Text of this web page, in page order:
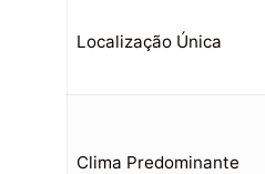
Localização Única
Clima Predominante